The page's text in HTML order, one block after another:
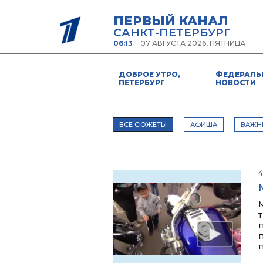
ПЕРВЫЙ КАНАЛ
САНКТ-ПЕТЕРБУРГ
06:13 07 АВГУСТА 2026, ПЯТНИЦА
ДОБРОЕ УТРО,
ПЕТЕРБУРГ
НОВОСТИ
ВСЕ СЮЖЕТЫ АФИША